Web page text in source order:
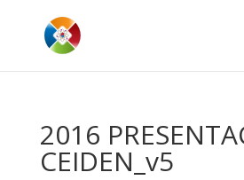
2016
CEIDEN_v5